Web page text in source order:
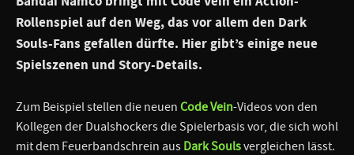
Rollenspiel auf den Weg, das vor allem den Dark
Souls-Fans gefallen dürfte. Hier gibt’s einige neue
Spielszenen und Story-Details.
Zum Beispiel stellen die neuen Code Vein-Videos von den
Kollegen der Dualshockers die Spielerbasis vor, die sich wohl
mit dem Feuerbandschrein aus Dark Soulsvergleichen lässt.